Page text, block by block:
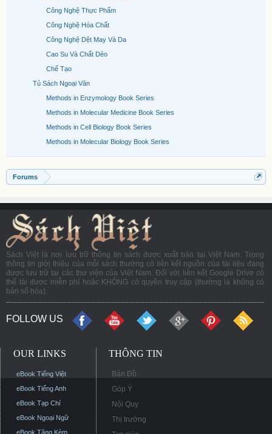
Công Nghệ Thực Phẩm
Công Nghệ Hóa Chất
Công Nghệ Dệt May Và Da
Cao Su Và Chất Dẻo
Chế Tạo
Tủ Sách Ngoại Văn
Methods in Enzymology Book Series
Methods in Molecular Medicine Book Series
Methods in Cell Biology Book Series
Methods in Molecular Biology Book Series
Forums
Sách Việt là nơi lưu trữ thông tin sách được xuất bản tại Việt Nam. Trong
thông tin giới thiệu của mỗi sách thường có liên kết nguồn của tài liệu đang
được lưu trữ tại các thư viện của Việt Nam. Đối với liên kết Google Drive có
thể tải được miễn phí hoặc KHÔNG có quyền truy cập (thường là không có
bản số hóa).
FOLLOW US
OUR LINKS
eBook Tiếng Việt
eBook Tiếng Anh
eBook Tạp Chí
eBook Ngoại Ngữ
eBook Tặng Kèm
THÔNG TIN
Bản Đồ
Góp Ý
Nội Quy
Thị trường